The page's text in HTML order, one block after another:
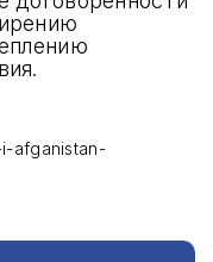
afganistan-